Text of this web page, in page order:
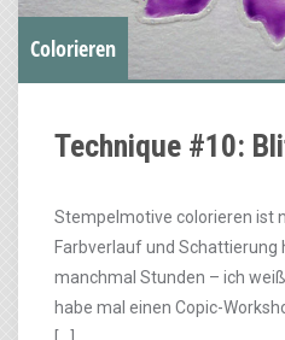
Colorieren
Technique #10:
Stempelmotive colorieren ist
Farbverlauf und
manchmal Stunden – ich
habe mal einen Copic-